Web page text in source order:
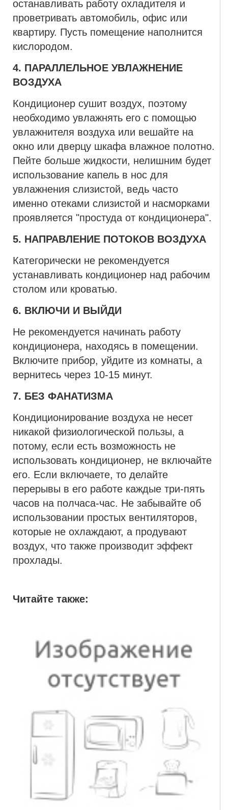
останавливать работу охладителя и
проветривать автомобиль, офис или
квартиру. Пусть помещение наполнится
кислородом.
4. ПАРАЛЛЕЛЬНОЕ УВЛАЖНЕНИЕ
ВОЗДУХА
Кондиционер сушит воздух, поэтому
необходимо увлажнять его с помощью
увлажнителя воздуха или вешайте на
окно или дверцу шкафа влажное полотно.
Пейте больше жидкости, нелишним будет
использование капель в нос для
увлажнения слизистой, ведь часто
именно отеками слизистой и насморками
проявляется "простуда от кондиционера".
5. НАПРАВЛЕНИЕ ПОТОКОВ ВОЗДУХА
Категорически не рекомендуется
устанавливать кондиционер над рабочим
столом или кроватью.
6. ВКЛЮЧИ И ВЫЙДИ
Не рекомендуется начинать работу
кондиционера, находясь в помещении.
Включите прибор, уйдите из комнаты, а
вернитесь через 10-15 минут.
7. БЕЗ ФАНАТИЗМА
Кондиционирование воздуха не несет
никакой физиологической пользы, а
потому, если есть возможность не
использовать кондиционер, не включайте
его. Если включаете, то делайте
перерывы в его работе каждые три-пять
часов на полчаса-час. Не забывайте об
использовании простых вентиляторов,
которые не охлаждают, а продувают
воздух, что также производит эффект
прохлады.
Читайте также: